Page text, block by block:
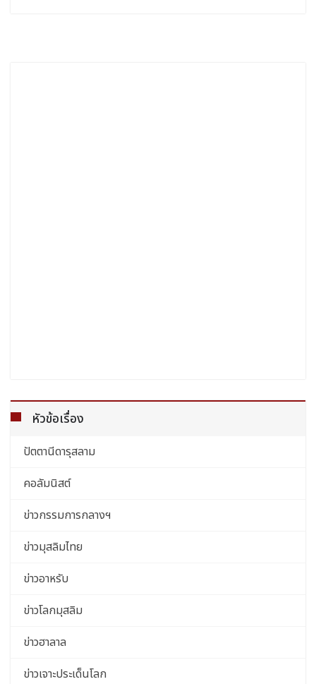
หัวข้อเรื่อง
ปัตตานีดารุสลาม
คอลัมนิสต์
ข่าวกรรมการกลางฯ
ข่าวมุสลิมไทย
ข่าวอาหรับ
ข่าวโลกมุสลิม
ข่าวฮาลาล
ข่าวเจาะประเด็นโลก